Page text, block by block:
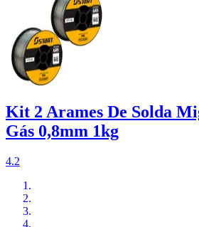
Kit 2 Arames De Solda
Gás 0,8mm 1kg
4.2